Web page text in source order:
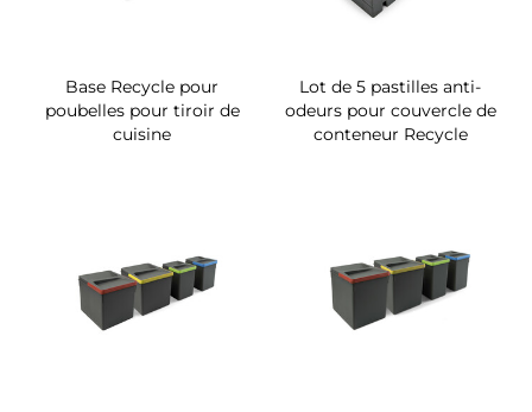
Base Recycle pour
poubelles pour tiroir de
cuisine
Lot de 5 pastilles anti-
odeurs pour couvercle de
conteneur Recycle